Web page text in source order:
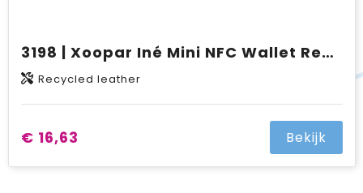
3198 | Xoopar Iné Mini NFC Wallet Recycled Leather
Recycled leather
€ 16,63 Bekijk